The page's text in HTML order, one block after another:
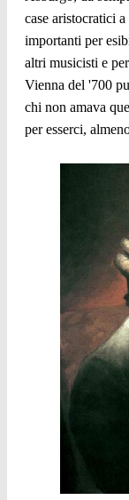
case aristocratici
importanti per
altri musicisti e
Vienna del '700
chi non amava
per esserci,